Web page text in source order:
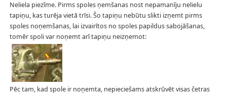
Neliela piezīme. Pirms spoles ņemšanas nost nepamanīju nelielu
tapiņu, kas turēja vietā trīsi. Šo tapiņu nebūtu slikti izņemt pirms
spoles noņemšanas, lai izvairītos no spoles papildus sabojāšanas,
tomēr spoli var noņemt arī tapiņu neizņemot:
Pēc tam, kad spole ir noņemta, nepieciešams atskrūvēt visas četras